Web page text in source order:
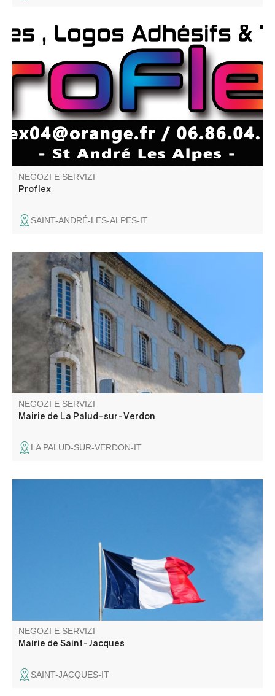
Création de stickers, marquage textile, lettrage adhésif,
création de logo.
NEGOZI E SERVIZI
Proflex
SAINT-ANDRÉ-LES-ALPES-IT
Municipio di La Palud-sur-Verdon, situato al 1° piano del
castello.
NEGOZI E SERVIZI
Mairie de La Palud-sur-Verdon
LA PALUD-SUR-VERDON-IT
NEGOZI E SERVIZI
Mairie de Saint-Jacques
SAINT-JACQUES-IT